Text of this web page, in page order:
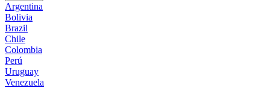
Argentina
Bolivia
Brazil
Chile
Colombia
Perú
Uruguay
Venezuela